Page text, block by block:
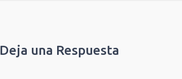
Deja una Respuesta